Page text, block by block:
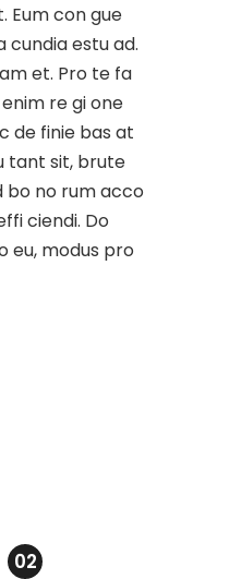
Eum con gue
cundia estu ad.
et. Pro te fa
re gi one
de finie bas at
tant sit, brute
bo no rum acco
ciendi. Do
eu, modus pro
02